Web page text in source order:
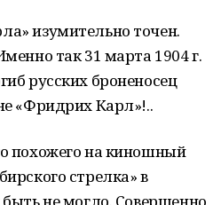
изумительно точен.
так 31 марта 1904 г.
русских броненосец
«Фридрих Карл»!..
похожего на киношный
стрелка» в